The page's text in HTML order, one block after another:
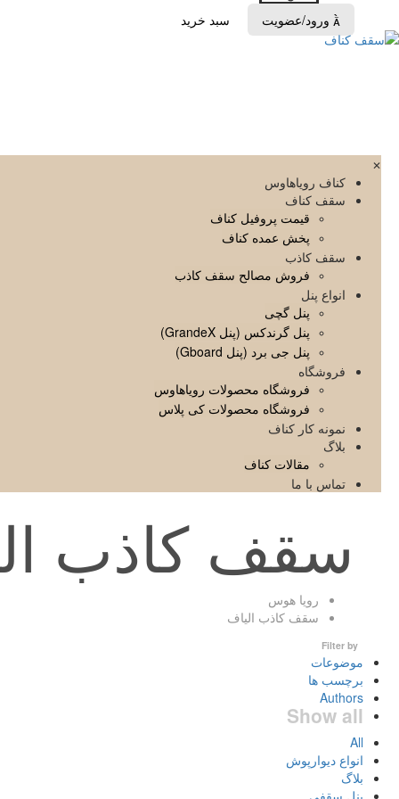
 ورود/عضویت سبد خرید
✕
کناف رویاهاوس
سقف کناف
قیمت پروفیل کناف
پخش عمده کناف
سقف کاذب
فروش مصالح سقف کاذب
انواع پنل
پنل گچی
پنل گرندکس (پنل GrandeX)
پنل جی برد (پنل Gboard)
فروشگاه
فروشگاه محصولات رویاهاوس
فروشگاه محصولات کی پلاس
نمونه کار کناف
بلاگ
مقالات کناف
تماس با ما
سقف کاذب
رویا هوس
سقف کاذب الیاف
Filter by
موضوعات
برچسب ها
Authors
Show all
All
انواع دیوارپوش
بلاگ
پنل سقفی